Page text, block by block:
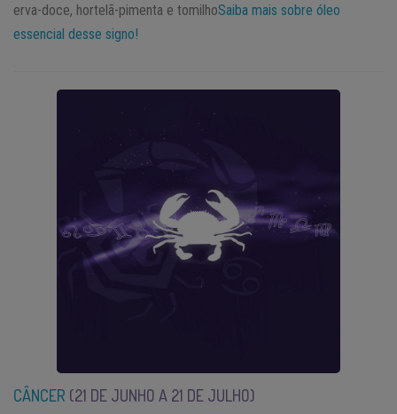
erva-doce, hortelã-pimenta e tomilhoSaiba mais sobre óleo
essencial desse signo!
CÂNCER (21 DE JUNHO A 21 DE JULHO)